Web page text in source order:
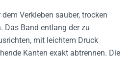
Verkleben sauber, trocken
Das Band entlang der zu
mit leichtem Druck
Kanten exakt abtrennen. Die